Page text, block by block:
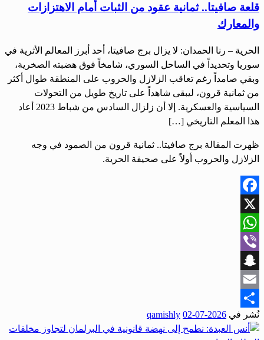
قلعة صافيتا.. ثمانية عقود من الثبات أمام الاهتزازات
والمعارك
الحرية – رنا الحمدان: لا يزال برج صافيتا، أحد أبرز المعالم الأثرية في
سوريا وتحديداً في الساحل السوري، شامخاً فوق هضبته الصخرية،
وبقي صامداً رغم تعاقب الزلازل والحروب على المنطقة طوال أكثر
من ثمانية قرون، ليبقى شاهداً على تاريخ طويل من التحولات
السياسية والعسكرية. إلا أن زلزال السادس من شباط 2023 أعاد
هذا المعلم التاريخي […]
ظهرت المقالة برج صافيتا.. ثمانية قرون من الصمود في وجه
الزلازل والحروب أولاً على صحيفة الحرية.
Facebook
X
WhatsApp
Viber
Snapchat
Email
Share
نُشر في 2026-07-02
qamishly